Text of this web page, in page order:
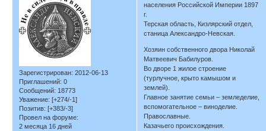
Зарегистрирован: 2012-06-13
Приглашений: 0
Сообщений: 18773
Уважение: [+274/-1]
Позитив: [+383/-3]
Провел на форуме:
2 месяца 16 дней
населения Российской Империи 1897
г.
Терская область, Кизлярский отдел,
станица Александро-Невская.
Хозяин собственного двора Николай
Матвеевич Бабилуров.
Во дворе 1 жилое строение
(турлучное, крыто камышом и
землей).
Главное занятие семьи – земледелие,
вспомогательное – виноделие.
Православные.
Казачьего происхождения.